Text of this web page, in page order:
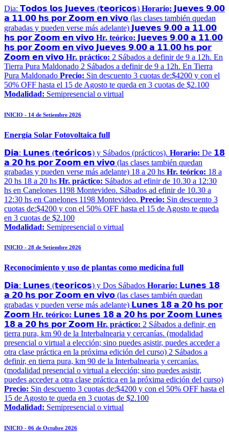
Dia: 𝗧𝗼𝗱𝗼𝘀 𝗹𝗼𝘀 𝗝𝘂𝗲𝘃𝗲𝘀 (𝘁𝗲𝗼𝗿𝗶𝗰𝗼𝘀) Horario: 𝗝𝘂𝗲𝘃𝗲𝘀 𝟵.𝟬𝟬
𝗮 𝟭𝟭.𝟬𝟬 𝗵𝘀 𝗽𝗼𝗿 𝗭𝗼𝗼𝗺 𝗲𝗻 𝘃𝗶𝘃𝗼 (las clases también quedan
grabadas y pueden verse más adelante) 𝗝𝘂𝗲𝘃𝗲𝘀 𝟵.𝟬𝟬 𝗮 𝟭𝟭.𝟬𝟬
𝗵𝘀 𝗽𝗼𝗿 𝗭𝗼𝗼𝗺 𝗲𝗻 𝘃𝗶𝘃𝗼 Hr. teórico: 𝗝𝘂𝗲𝘃𝗲𝘀 𝟵.𝟬𝟬 𝗮 𝟭𝟭.𝟬𝟬
𝗵𝘀 𝗽𝗼𝗿 𝗭𝗼𝗼𝗺 𝗲𝗻 𝘃𝗶𝘃𝗼 𝗝𝘂𝗲𝘃𝗲𝘀 𝟵.𝟬𝟬 𝗮 𝟭𝟭.𝟬𝟬 𝗵𝘀 𝗽𝗼𝗿
𝗭𝗼𝗼𝗺 𝗲𝗻 𝘃𝗶𝘃𝗼 Hr. práctico: 2 Sábados a definir de 9 a 12h. En
Tierra Pura Maldonado 2 Sábados a definir de 9 a 12h. En Tierra
Pura Maldonado Precio: Sin descuento 3 cuotas de:$4200 y con el
50% OFF hasta el 15 de Agosto te queda en 3 cuotas de $2.100
Modalidad: Semipresencial o virtual
INICIO - 14 de Setiembre 2026
Energía Solar Fotovoltaica full
𝗗𝗶𝗮: 𝗟𝘂𝗻𝗲𝘀 (𝘁𝗲𝗼́𝗿𝗶𝗰𝗼𝘀) y Sábados (prácticos). Horario: De 𝟭𝟴
𝗮 𝟮𝟬 𝗵𝘀 𝗽𝗼𝗿 𝗭𝗼𝗼𝗺 𝗲𝗻 𝘃𝗶𝘃𝗼 (las clases también quedan
grabadas y pueden verse más adelante) 18 a 20 hs Hr. teórico: 18 a
20 hs 18 a 20 hs Hr. práctico: Sábados ad efinir de 10.30 a 12:30
hs en Canelones 1198 Montevideo. Sábados ad efinir de 10.30 a
12:30 hs en Canelones 1198 Montevideo. Precio: Sin descuento 3
cuotas de:$4200 y con el 50% OFF hasta el 15 de Agosto te queda
en 3 cuotas de $2.100
Modalidad: Semipresencial o virtual
INICIO - 28 de Setiembre 2026
Reconocimiento y uso de plantas como medicina full
𝗗𝗶𝗮: 𝗟𝘂𝗻𝗲𝘀 (𝘁𝗲𝗼𝗿𝗶𝗰𝗼𝘀) y Dos Sábados Horario: 𝗟𝘂𝗻𝗲𝘀 𝟭𝟴
𝗮 𝟮𝟬 𝗵𝘀 𝗽𝗼𝗿 𝗭𝗼𝗼𝗺 𝗲𝗻 𝘃𝗶𝘃𝗼 (las clases también quedan
grabadas y pueden verse más adelante) 𝗟𝘂𝗻𝗲𝘀 𝟭𝟴 𝗮 𝟮𝟬 𝗵𝘀 𝗽𝗼𝗿
𝗭𝗼𝗼𝗺 Hr. teórico: 𝗟𝘂𝗻𝗲𝘀 𝟭𝟴 𝗮 𝟮𝟬 𝗵𝘀 𝗽𝗼𝗿 𝗭𝗼𝗼𝗺 𝗟𝘂𝗻𝗲𝘀
𝟭𝟴 𝗮 𝟮𝟬 𝗵𝘀 𝗽𝗼𝗿 𝗭𝗼𝗼𝗺 Hr. práctico: 2 Sábados a definir, en
tierra pura, km 90 de la Interbalnearia y cercanías. (modalidad
presencial o virtual a elección; sino puedes asistir, puedes acceder a
otra clase práctica en la próxima edición del curso) 2 Sábados a
definir, en tierra pura, km 90 de la Interbalnearia y cercanías.
(modalidad presencial o virtual a elección; sino puedes asistir,
puedes acceder a otra clase práctica en la próxima edición del curso)
Precio: Sin descuento 3 cuotas de:$4200 y con el 50% OFF hasta el
15 de Agosto te queda en 3 cuotas de $2.100
Modalidad: Semipresencial o virtual
INICIO - 06 de Octubre 2026